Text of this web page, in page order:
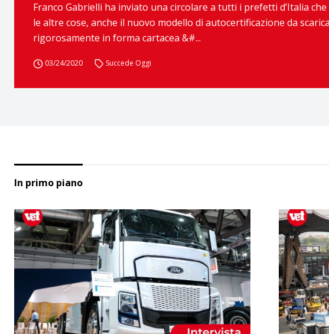
Franco Gabrielli ha inviato una circolare a tutti i prefetti d’Italia
le altre cose, anche il nuovo modello di autocertificazione da
rigorosamente in forma cartacea &#...
03/24/2020 Succede Oggi
In primo piano